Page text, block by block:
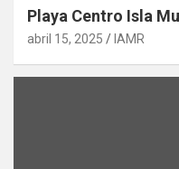
Playa Centro Isla
abril 15, 2025 IAMR